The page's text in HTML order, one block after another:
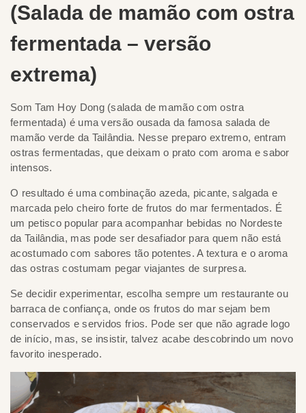
(Salada de mamão com ostra
fermentada – versão
extrema)
Som Tam Hoy Dong (salada de mamão com ostra
fermentada) é uma versão ousada da famosa salada de
mamão verde da Tailândia. Nesse preparo extremo, entram
ostras fermentadas, que deixam o prato com aroma e sabor
intensos.
O resultado é uma combinação azeda, picante, salgada e
marcada pelo cheiro forte de frutos do mar fermentados. É
um petisco popular para acompanhar bebidas no Nordeste
da Tailândia, mas pode ser desafiador para quem não está
acostumado com sabores tão potentes. A textura e o aroma
das ostras costumam pegar viajantes de surpresa.
Se decidir experimentar, escolha sempre um restaurante ou
barraca de confiança, onde os frutos do mar sejam bem
conservados e servidos frios. Pode ser que não agrade logo
de início, mas, se insistir, talvez acabe descobrindo um novo
favorito inesperado.